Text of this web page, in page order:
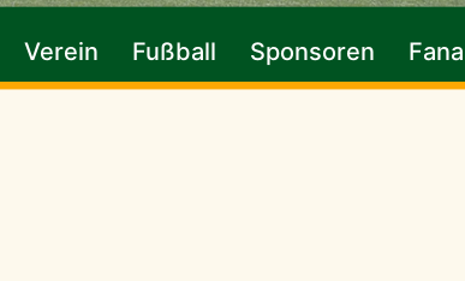
Verein Fußball Sponsoren